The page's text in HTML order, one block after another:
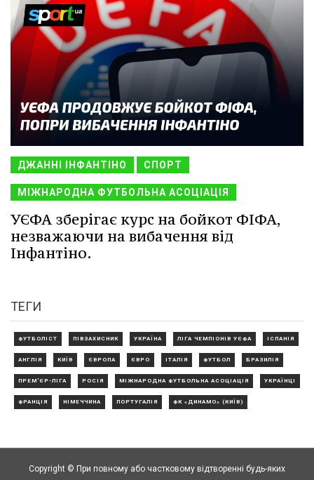
ДЖАННІ ІНФАНТІНО СПОРТ
МІЖНАРОДНА ФУТБОЛЬНА АСОЦІАЦІЯ
УЄФА зберігає курс на бойкот ФІФА,
незважаючи на вибачення від
Інфантіно.
ТЕГИ
ФУТБОЛІСТ ПІВЗАХИСНИК УКРАЇНА ЛІГА ЧЕМПІОНІВ УЄФА ІСПАНІЯ
АНГЛІЯ КИЇВ ЄВРОПА ЄВРО ІТАЛІЯ ФУТБОЛ БРАЗИЛІЯ
ПРЕМ'ЄР-ЛІГА РОСІЯ МІЖНАРОДНА ФУТБОЛЬНА АСОЦІАЦІЯ УКРАЇНЦІ
ФРАНЦІЯ НІМЕЧЧИНА ПОРТУГАЛІЯ ФК «ДИНАМО» (КИЇВ)
Copyright © При повному або частковому відтворенні будь-яких